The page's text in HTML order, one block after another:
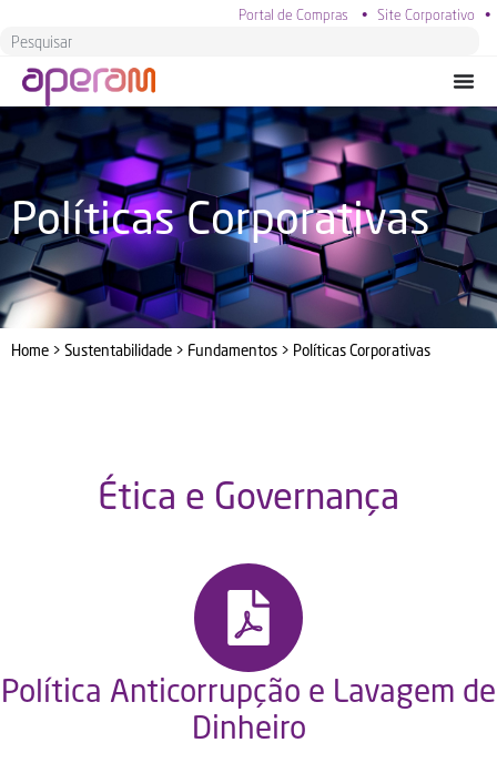
Portal de Compras • Site Corporativo •
Políticas Corporativas
Home > Sustentabilidade > Fundamentos > Políticas Corporativas
Ética e Governança
Política Anticorrupção e Lavagem de
Dinheiro